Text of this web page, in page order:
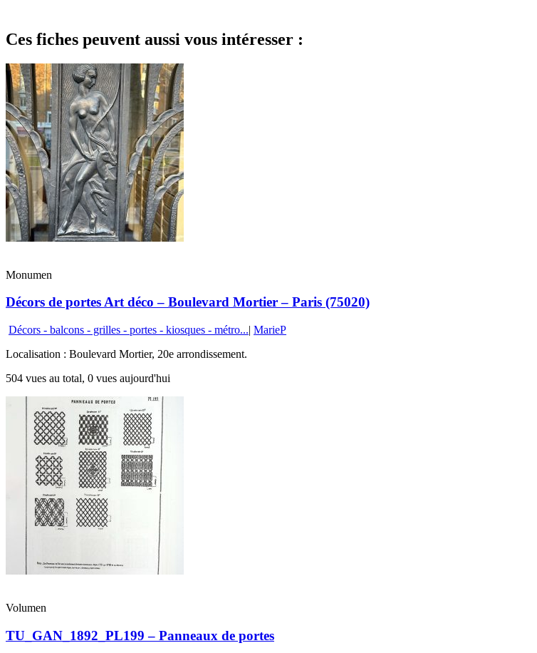
Ces fiches peuvent aussi vous intéresser :
Monumen
Décors de portes Art déco – Boulevard Mortier – Paris (75020)
Décors - balcons - grilles - portes - kiosques - métro...| MarieP
Localisation : Boulevard Mortier, 20e arrondissement.
504 vues au total, 0 vues aujourd'hui
Volumen
TU_GAN_1892_PL199 – Panneaux de portes